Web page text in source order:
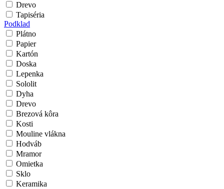
Drevo
Tapiséria
Podklad
Plátno
Papier
Kartón
Doska
Lepenka
Sololit
Dyha
Drevo
Brezová kôra
Kosti
Mouline vlákna
Hodváb
Mramor
Omietka
Sklo
Keramika